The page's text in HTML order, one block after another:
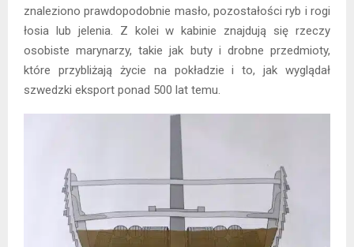
znaleziono prawdopodobnie masło, pozostałości ryb i rogi
łosia lub jelenia. Z kolei w kabinie znajdują się rzeczy
osobiste marynarzy, takie jak buty i drobne przedmioty,
które przybliżają życie na pokładzie i to, jak wyglądał
szwedzki eksport ponad 500 lat temu.